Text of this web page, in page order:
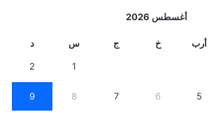
أغسطس 2026
أرب خ ج س د
1
2
5
6
7
8
9